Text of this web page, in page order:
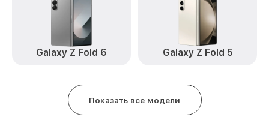
Замена Wi-Fi Galaxy A04s Samsung от 450₽
Ремонт динамика Galaxy A04s Samsung от 550₽
Galaxy Z Fold 6 Galaxy Z Fold 5
Показать все модели